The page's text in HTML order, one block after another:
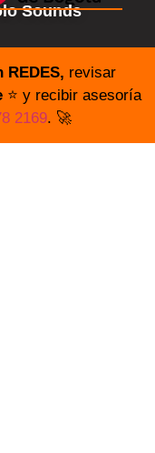
Sounds
REDES, revisar
⭐️ y recibir asesoría
2169. 🚀